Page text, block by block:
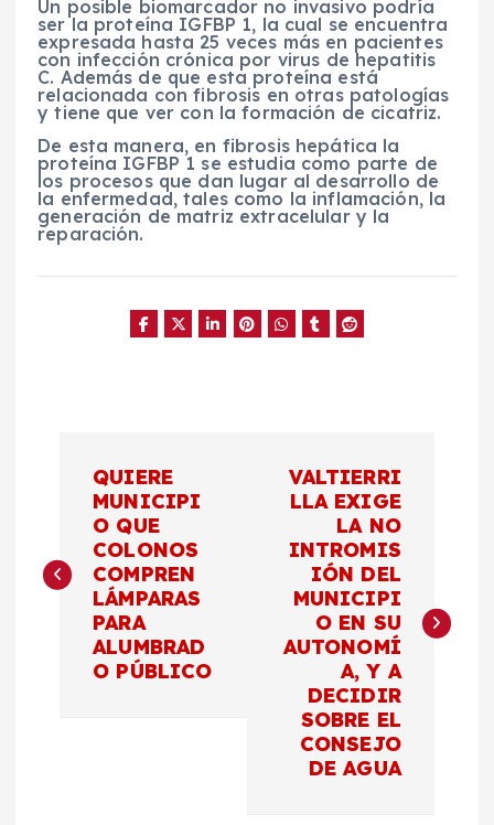
Un posible biomarcador no invasivo podría
ser la proteína IGFBP 1, la cual se encuentra
expresada hasta 25 veces más en pacientes
con infección crónica por virus de hepatitis
C. Además de que esta proteína está
relacionada con fibrosis en otras patologías
y tiene que ver con la formación de cicatriz.
De esta manera, en fibrosis hepática la
proteína IGFBP 1 se estudia como parte de
los procesos que dan lugar al desarrollo de
la enfermedad, tales como la inflamación, la
generación de matriz extracelular y la
reparación.
v
QUIERE
MUNICIPI
O QUE
COLONOS
COMPREN
LÁMPARAS
PARA
ALUMBRAD
O PÚBLICO
VALTIERRI
LLA EXIGE
LA NO
INTROMIS
IÓN DEL
MUNICIPI
O EN SU
AUTONOMÍ
A, Y A
DECIDIR
SOBRE EL
CONSEJO
DE AGUA